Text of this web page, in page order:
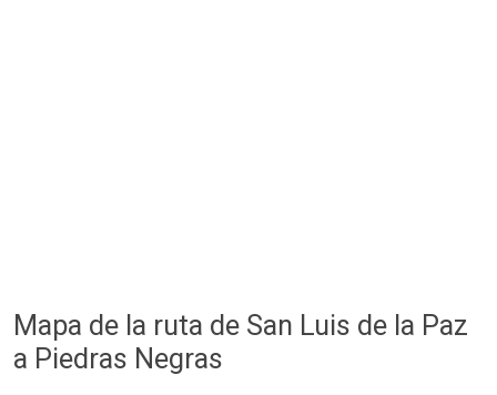
Mapa de la ruta de San Luis de la Paz
a Piedras Negras